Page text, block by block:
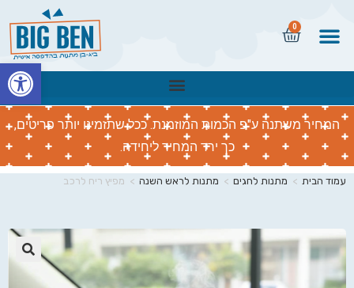
0
המחיר משתנה ע"פ הכמות המוזמנת. ככל שתזמינו יותר פריטים,
כך ירד המחיר ליחידה.
עמוד הבית > מתנות לחגים > מתנות לראש השנה > מפיץ ריח לרכב
🔍